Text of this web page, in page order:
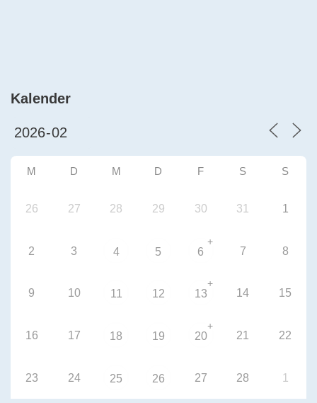
Kalender
M D M D F S S
26 27 28 29 30 31 1
2 3 4 5 6
+
7 8
9 10 11 12 13
+
14 15
16 17 18 19 20
+
21 22
23 24 25 26 27 28 1